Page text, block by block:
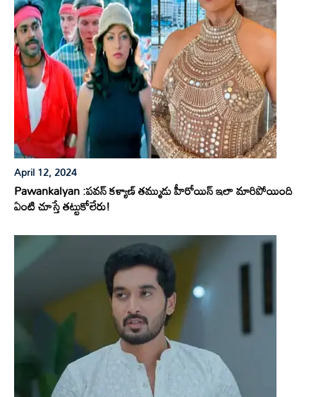
April 12, 2024
Pawankalyan :పవన్ కళ్యాణ్ తమ్ముడు హీరోయిన్ ఇలా మారిపోయింది
ఏంటి చూస్తే తట్టుకోలేరు!